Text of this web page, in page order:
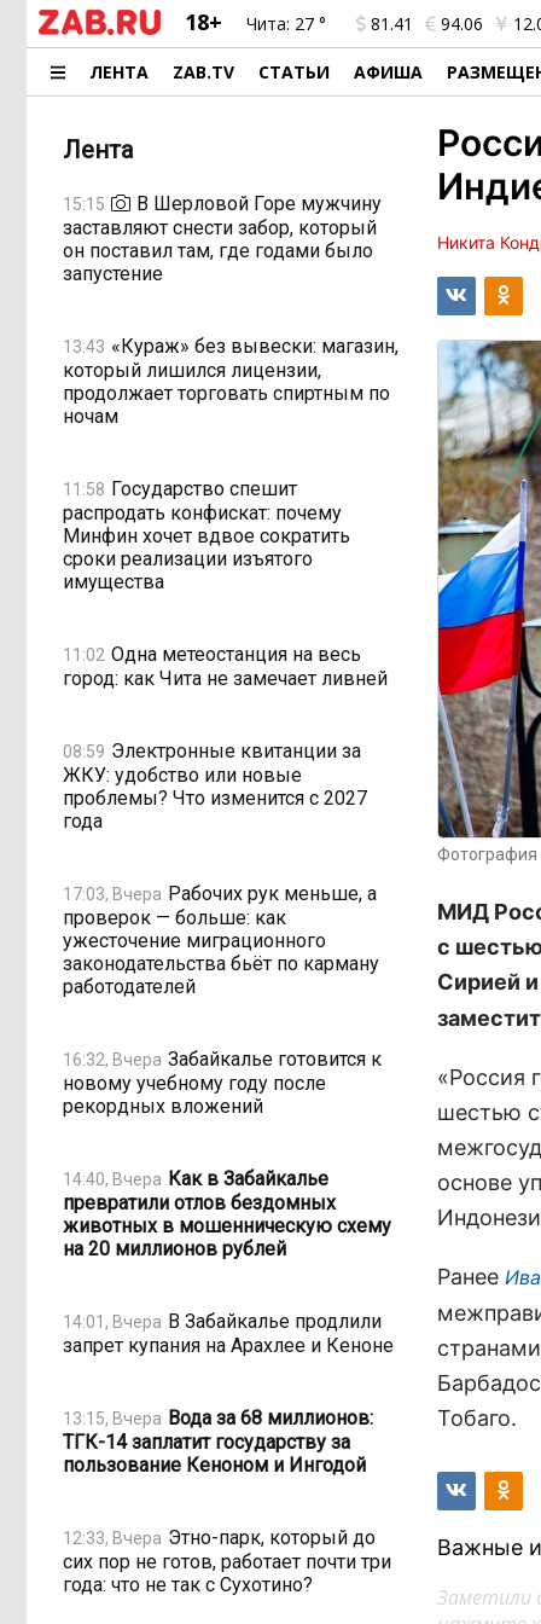
18+ Чита: 27 ° 81.41 94.06
ЛЕНТА ZAB.TV СТАТЬИ АФИША
Лента
15:15
В Шерловой Горе мужчину
заставляют снести забор, который
он поставил там, где годами было
запустение
13:43 «Кураж» без вывески: магазин,
который лишился лицензии,
продолжает торговать спиртным по
ночам
11:58 Государство спешит
распродать конфискат: почему
Минфин хочет вдвое сократить
сроки реализации изъятого
имущества
11:02 Одна метеостанция на весь
город: как Чита не замечает ливней
08:59 Электронные квитанции за
ЖКУ: удобство или новые
проблемы? Что изменится с 2027
года
17:03, Вчера Рабочих рук меньше, а
проверок — больше: как
ужесточение миграционного
законодательства бьёт по карману
работодателей
16:32, Вчера Забайкалье готовится к
новому учебному году после
рекордных вложений
14:40, Вчера Как в Забайкалье
превратили отлов бездомных
животных в мошенническую схему
на 20 миллионов рублей
14:01, Вчера В Забайкалье продлили
запрет купания на Арахлее и Кеноне
13:15, Вчера Вода за 68 миллионов:
ТГК-14 заплатит государству за
пользование Кеноном и Ингодой
12:33, Вчера Этно-парк, который до
сих пор не готов, работает почти три
года: что не так с Сухотино?
Никита
Фотография
МИД
с
Сирией
«Россия
шестью
основе
Ранее
Тобаго.
Важные
Заметили